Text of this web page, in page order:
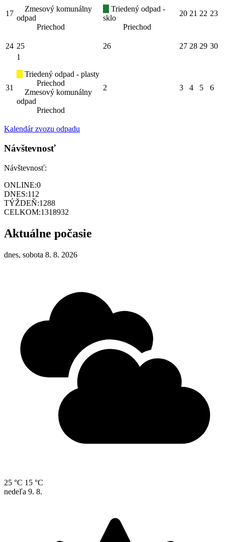
17
Zmesový komunálny
odpad
Priechod
Triedený odpad -
sklo
Priechod
20 21 22 23
24 25 26 27 28 29 30
31
1
Triedený odpad - plasty
Priechod
Zmesový komunálny
odpad
Priechod
2 3 4 5 6
Kalendár zvozu odpadu
Návštevnosť
Návštevnosť:
ONLINE:0
DNES:112
TÝŽDEŇ:1288
CELKOM:1318932
Aktuálne počasie
dnes, sobota 8. 8. 2026
25 °C 15 °C
nedeľa 9. 8.